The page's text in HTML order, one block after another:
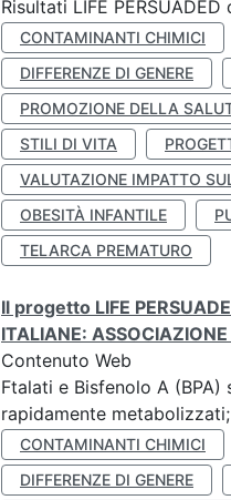
Risultati LIFE
CONTAMINANTI CHIMICI
DIFFERENZE DI GENERE
PROMOZIONE DELLA
STILI DI VITA
VALUTAZIONE IMPATTO
OBESITÀ INFANTILE
TELARCA PREMATURO
Il progetto LIFE
ITALIANE:
Contenuto Web
Ftalati e Bisfenolo A
rapidamente
CONTAMINANTI CHIMICI
DIFFERENZE DI GENERE